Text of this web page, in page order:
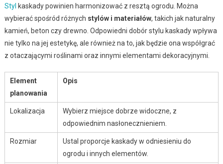
Styl kaskady powinien harmonizować z resztą ogrodu. Można
wybierać spośród różnych stylów i materiałów, takich jak naturalny
kamień, beton czy drewno. Odpowiedni dobór stylu kaskady wpływa
nie tylko na jej estetykę, ale również na to, jak będzie ona współgrać
z otaczającymi roślinami oraz innymi elementami dekoracyjnymi.
Element
planowania
Opis
Lokalizacja
Wybierz miejsce dobrze widoczne, z
odpowiednim nasłonecznieniem.
Rozmiar
Ustal proporcje kaskady w odniesieniu do
ogrodu i innych elementów.